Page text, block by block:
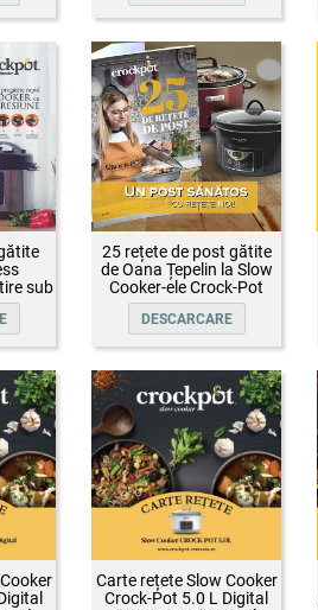
sub
25 rețete de post gătite
de Oana Țepelin la Slow
Cooker-ele Crock-Pot
DESCARCARE
Carte rețete Slow Cooker
Crock-Pot 5.0 L Digital